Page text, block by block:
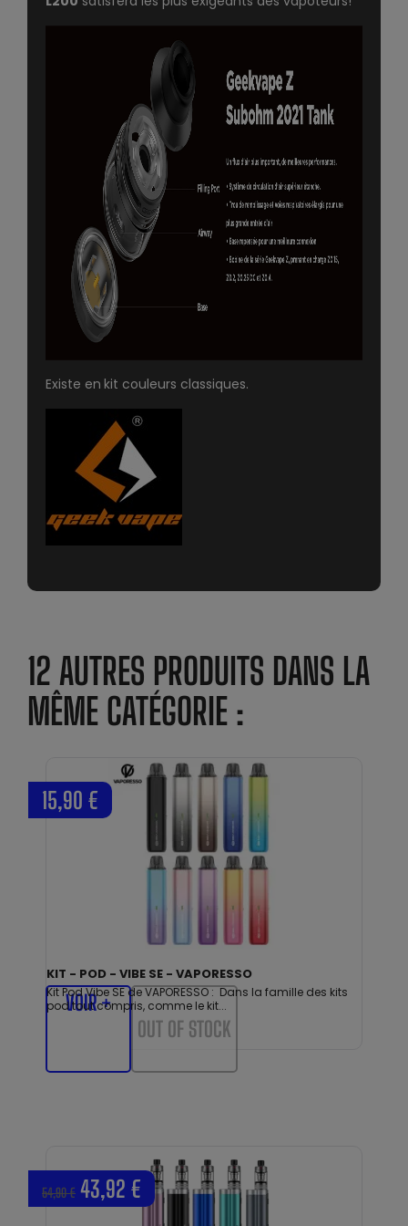
Existe en kit couleurs classiques.
12 AUTRES PRODUITS DANS LA
MÊME CATÉGORIE :
KIT - POD - VIBE SE - VAPORESSO
Kit Pod Vibe SE de VAPORESSO : Dans la famille des kits
pod tout compris, comme le kit...
15,90 €
VOIR +
OUT OF STOCK
54,90 € 43,92 €